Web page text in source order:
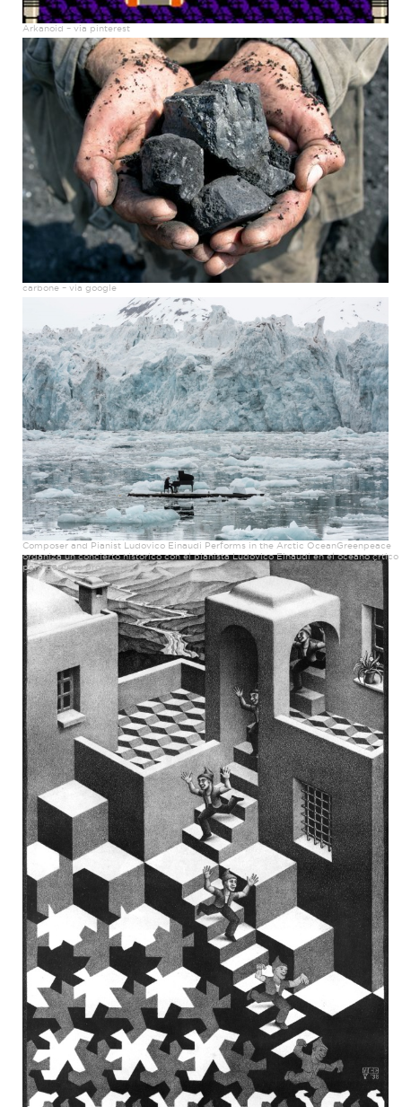
Arkanoid – via pinterest
carbone – via google
Composer and Pianist Ludovico Einaudi Performs in the Arctic OceanGreenpeace
organiza un concierto historico con el pianista Ludovico Einaudi en el oceano çrtico
para pedir su proteccion.